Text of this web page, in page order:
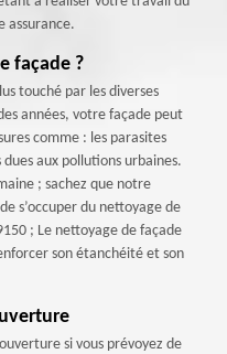
assurance.
façade ?
touché par les diverses
années, votre façade peut
comme : les parasites
aux pollutions urbaines.
; sachez que notre
s’occuper du nettoyage de
; Le nettoyage de façade
son étanchéité et son
si vous prévoyez de